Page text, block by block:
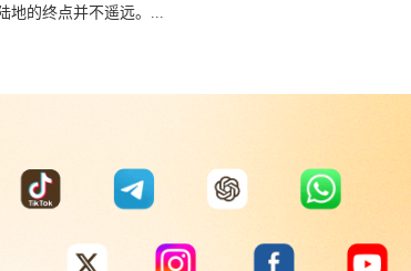
终点并不遥远。...